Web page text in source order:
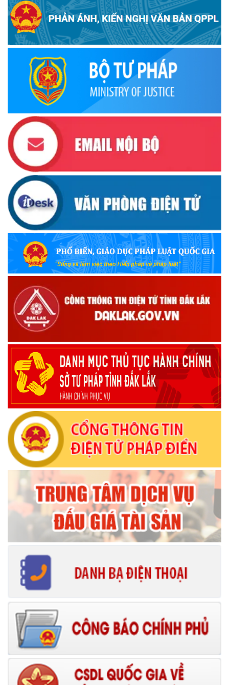
Ủy ban Thường vụ Quốc hội ban hành Nghị quyết mới,
hoàn thiện quy trình bầu cử
(30/10/2025)
Quyết định ban hành danh sách thành viên Hội đồng phối
hợp phổ biến, giáo dục pháp luật tỉnh Đắk Lắk
(22/10/2025)
Đắk Lắk triển khai Cuộc vận động “Toàn dân rèn luyện
thân thể theo gương Bác Hồ vĩ đại” giai đoạn 2026-2030
(13/10/2025)
Ủy ban Mặt trận Tổ quốc Việt Nam tỉnh kêu gọi vận động
ủng hộ đồng bào khắc phục thiệt hại do bão số 10 gây ra
(12/10/2025)
UBND TỈNH ĐẮK LẮK KHUYẾN CÁO NGƯỜI DÂN TĂNG
CƯỜNG PHÒNG, CHỐNG BỆNH TẢ
(09/10/2025)
Bộ Quốc phòng công bố thủ tục hành chính đủ điều kiện
tái cấu trúc thực hiện toàn trình, một phần trên môi trường
điện tử
(09/10/2025)
Bộ Chính trị, Ban Bí thư kết luận về phân cấp, phân quyền
trong vận hành chính quyền địa phương 2 cấp